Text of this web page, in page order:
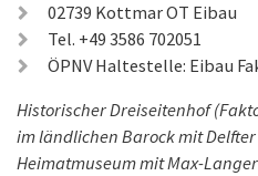
02739 Kottmar OT Eibau
Tel. +49 3586 702051
ÖPNV Haltestelle: Eibau
Historischer Dreiseitenhof
im ländlichen Barock mit
Heimatmuseum mit Max-